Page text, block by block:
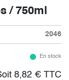
/ 750ml
2046
En stock
8,82 € TTC